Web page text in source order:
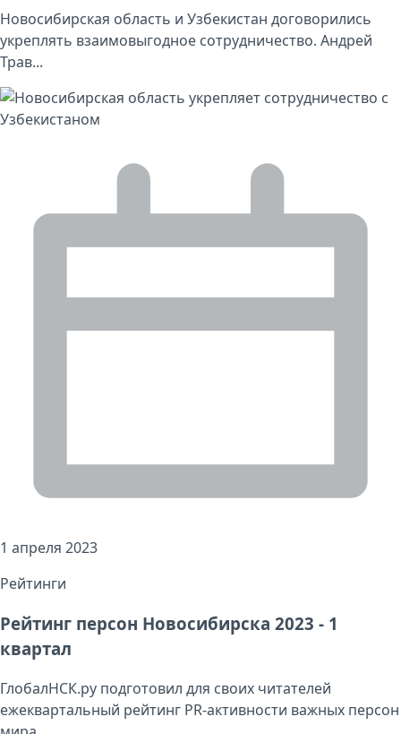
Новосибирская область и Узбекистан договорились
укреплять взаимовыгодное сотрудничество. Андрей
Трав...
1 апреля 2023
Рейтинги
Рейтинг персон Новосибирска 2023 - 1
квартал
ГлобалНСК.ру подготовил для своих читателей
ежеквартальный рейтинг PR-активности важных персон